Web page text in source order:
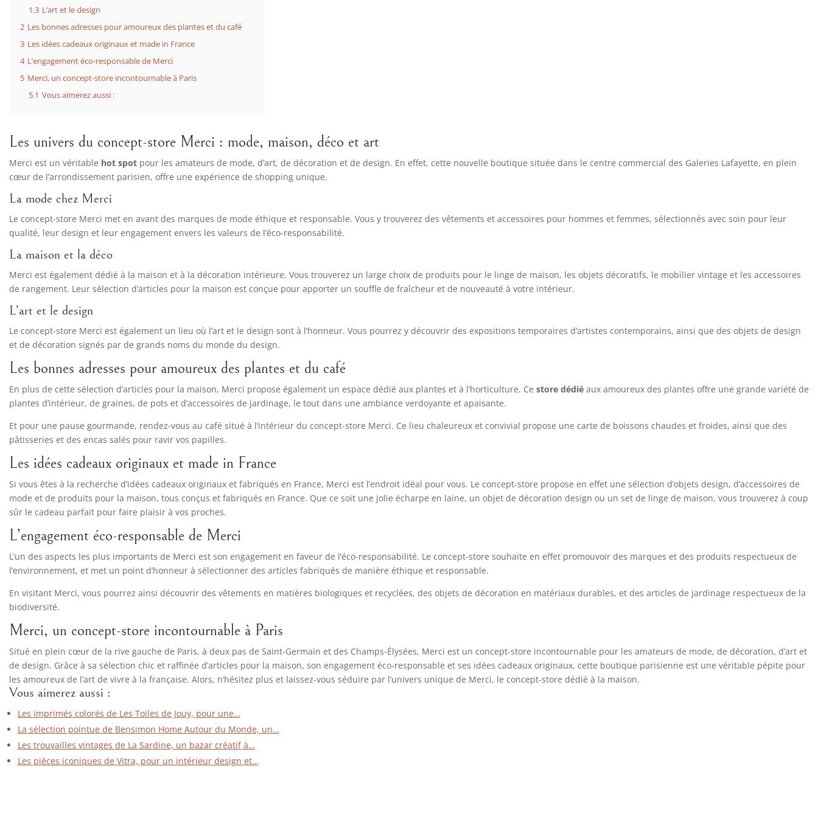
1.3 L’art et le design
2 Les bonnes adresses pour amoureux des plantes et du café
3 Les idées cadeaux originaux et made in France
4 L’engagement éco-responsable de Merci
5 Merci, un concept-store incontournable à Paris
5.1 Vous aimerez aussi :
Les univers du concept-store Merci : mode, maison, déco et art
Merci est un véritable hot spotpour les amateurs de mode, d’art, de décoration et de design. En effet, cette nouvelle boutique située dans le centre commercial des Galeries Lafayette, en plein
cœur de l’arrondissement parisien, offre une expérience de shopping unique.
La mode chez Merci
Le concept-store Merci met en avant des marques de mode éthique et responsable. Vous y trouverez des vêtements et accessoires pour hommes et femmes, sélectionnés avec soin pour leur
qualité, leur design et leur engagement envers les valeurs de l’éco-responsabilité.
La maison et la déco
Merci est également dédié à la maison et à la décoration intérieure. Vous trouverez un large choix de produits pour le linge de maison, les objets décoratifs, le mobilier vintage et les accessoires
de rangement. Leur sélection d’articles pour la maison est conçue pour apporter un souffle de fraîcheur et de nouveauté à votre intérieur.
L’art et le design
Le concept-store Merci est également un lieu où l’art et le design sont à l’honneur. Vous pourrez y découvrir des expositions temporaires d’artistes contemporains, ainsi que des objets de design
et de décoration signés par de grands noms du monde du design.
Les bonnes adresses pour amoureux des plantes et du café
En plus de cette sélection d’articles pour la maison, Merci propose également un espace dédié aux plantes et à l’horticulture. Ce store dédiéaux amoureux des plantes offre une grande variété de
plantes d’intérieur, de graines, de pots et d’accessoires de jardinage, le tout dans une ambiance verdoyante et apaisante.
Et pour une pause gourmande, rendez-vous au café situé à l’intérieur du concept-store Merci. Ce lieu chaleureux et convivial propose une carte de boissons chaudes et froides, ainsi que des
pâtisseries et des encas salés pour ravir vos papilles.
Les idées cadeaux originaux et made in France
Si vous êtes à la recherche d’idées cadeaux originaux et fabriqués en France, Merci est l’endroit idéal pour vous. Le concept-store propose en effet une sélection d’objets design, d’accessoires de
mode et de produits pour la maison, tous conçus et fabriqués en France. Que ce soit une jolie écharpe en laine, un objet de décoration design ou un set de linge de maison, vous trouverez à coup
sûr le cadeau parfait pour faire plaisir à vos proches.
L’engagement éco-responsable de Merci
L’un des aspects les plus importants de Merci est son engagement en faveur de l’éco-responsabilité. Le concept-store souhaite en effet promouvoir des marques et des produits respectueux de
l’environnement, et met un point d’honneur à sélectionner des articles fabriqués de manière éthique et responsable.
En visitant Merci, vous pourrez ainsi découvrir des vêtements en matières biologiques et recyclées, des objets de décoration en matériaux durables, et des articles de jardinage respectueux de la
biodiversité.
Merci, un concept-store incontournable à Paris
Situé en plein cœur de la rive gauche de Paris, à deux pas de Saint-Germain et des Champs-Élysées, Merci est un concept-store incontournable pour les amateurs de mode, de décoration, d’art et
de design. Grâce à sa sélection chic et raffinée d’articles pour la maison, son engagement éco-responsable et ses idées cadeaux originaux, cette boutique parisienne est une véritable pépite pour
les amoureux de l’art de vivre à la française. Alors, n’hésitez plus et laissez-vous séduire par l’univers unique de Merci, le concept-store dédié à la maison.
Vous aimerez aussi :
Les imprimés colorés de Les Toiles de Jouy, pour une…
La sélection pointue de Bensimon Home Autour du Monde, un…
Les trouvailles vintages de La Sardine, un bazar créatif à…
Les pièces iconiques de Vitra, pour un intérieur design et…